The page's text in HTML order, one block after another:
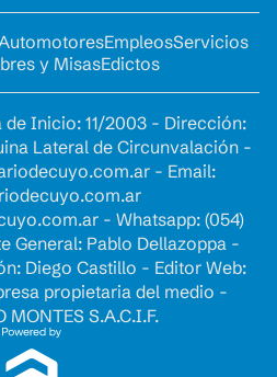
EmpleosServicios
y MisasEdictos
de Inicio: 11/2003 - Dirección:
Lateral de Circunvalación -
- Email:
- Whatsapp: (054)
General: Pablo Dellazoppa -
Diego Castillo - Editor Web:
propietaria del medio -
MONTES S.A.C.I.F.